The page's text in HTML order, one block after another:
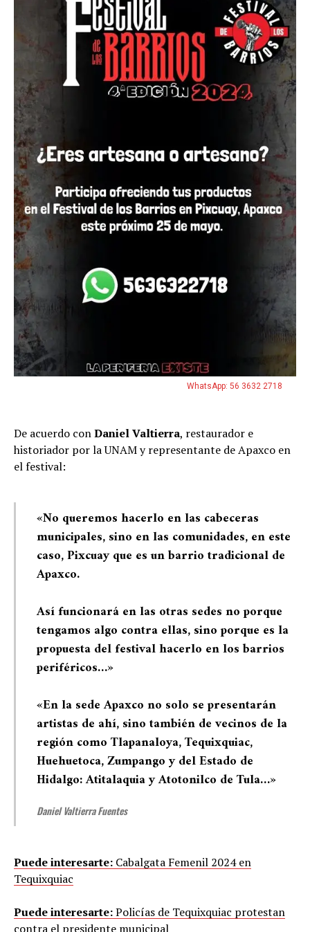
WhatsApp: 56 3632 2718
De acuerdo conDaniel Valtierra, restaurador e
historiador por la UNAM y representante de Apaxco en
el festival:
«No queremos hacerlo en las cabeceras
municipales, sino en las comunidades, en este
caso, Pixcuay que es un barrio tradicional de
Apaxco.
Así funcionará en las otras sedes no porque
tengamos algo contra ellas, sino porque es la
propuesta del festival hacerlo en los barrios
periféricos…»
«En la sede Apaxco no solo se presentarán
artistas de ahí, sino también de vecinos de la
región como Tlapanaloya, Tequixquiac,
Huehuetoca, Zumpango y del Estado de
Hidalgo: Atitalaquia y Atotonilco de Tula…»
Daniel Valtierra Fuentes
Puede interesarte: Cabalgata Femenil 2024 en
Tequixquiac
Puede interesarte:Policías de Tequixquiac protestan
contra el presidente municipal